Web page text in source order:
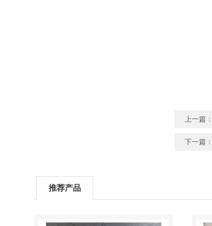
上一篇：
下一篇：
推荐产品